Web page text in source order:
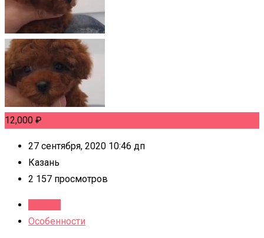
12,000 ₽
27 сентября, 2020 10:46 дп
Казань
2 157 просмотров
Особенности